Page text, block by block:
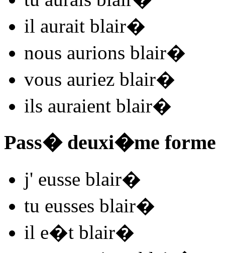
il aurait blair�
nous aurions blair�
vous auriez blair�
ils auraient blair�
Pass� deuxi�me forme
j' eusse blair�
tu eusses blair�
il e�t blair�